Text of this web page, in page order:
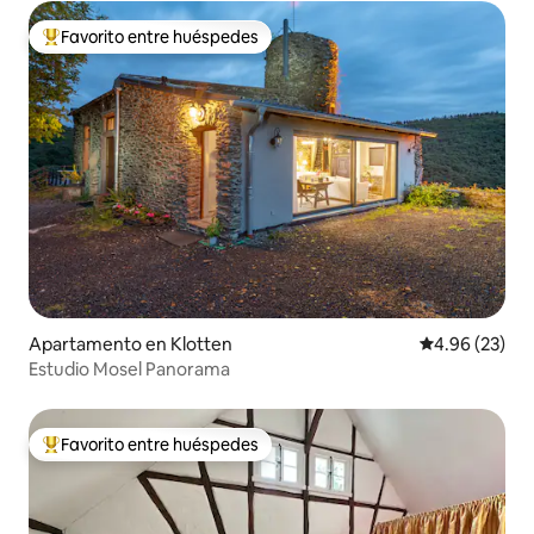
Favorito entre huéspedes preferido
Favorito entre huéspedes
Apartamento en Klotten Calificación
4.96 (23)
Estudio Mosel Panorama
Favorito entre huéspedes preferido
Favorito entre huéspedes